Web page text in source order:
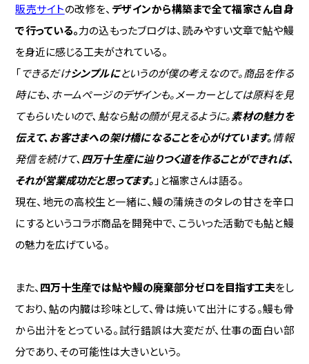
販売サイトの改修を、 デザインから構築まで全て福家さん自身
で行っている。力の込もったブログは、読みやすい文章で鮎や鰻
を身近に感じる工夫がされている。
「できるだけシンプルにというのが僕の考えなので。商品を作る
時にも、ホームページのデザインも。メーカーとしては原料を見
てもらいたいので、鮎なら鮎の顔が見えるように。素材の魅力を
伝えて、お客さまへの架け橋になることを心がけています。情報
発信を続けて、四万十生産に辿りつく道を作ることができれば、
それが営業成功だと思ってます。 」と福家さんは語る。
現在、地元の高校生と一緒に、鰻の蒲焼きのタレの甘さを辛口
にするというコラボ商品を開発中で、こういった活動でも鮎と鰻
の魅力を広げている。
また、 四万十生産では鮎や鰻の廃棄部分ゼロを目指す工夫をし
ており、鮎の内臓は珍味として、骨は焼いて出汁にする。鰻も骨
から出汁をとっている。試行錯誤は大変だが、仕事の面白い部
分であり、その可能性は大きいという。